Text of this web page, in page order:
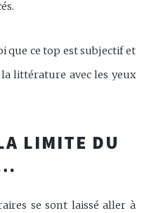
que ce top est subjectif et
littérature avec les yeux
LIMITE DU
se sont laissé aller à